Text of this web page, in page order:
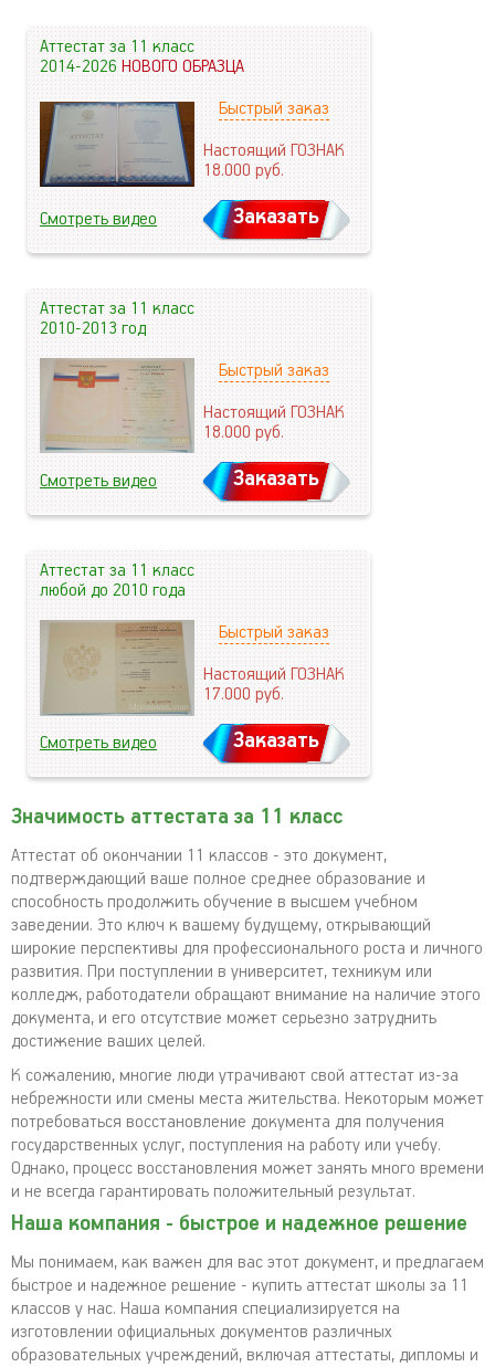
Аттестат за 11 класс
2014-2026НОВОГО ОБРАЗЦА
Быстрый заказ
Настоящий ГОЗНАК
18.000руб.
Смотреть видео Заказать
Аттестат за 11 класс
2010-2013 год
Быстрый заказ
Настоящий ГОЗНАК
18.000руб.
Смотреть видео Заказать
Аттестат за 11 класс
любой до 2010 года
Быстрый заказ
Настоящий ГОЗНАК
17.000руб.
Смотреть видео Заказать
Значимость аттестата за 11 класс
Аттестат об окончании 11 классов - это документ,
подтверждающий ваше полное среднее образование и
способность продолжить обучение в высшем учебном
заведении. Это ключ к вашему будущему, открывающий
широкие перспективы для профессионального роста и личного
развития. При поступлении в университет, техникум или
колледж, работодатели обращают внимание на наличие этого
документа, и его отсутствие может серьезно затруднить
достижение ваших целей.
К сожалению, многие люди утрачивают свой аттестат из-за
небрежности или смены места жительства. Некоторым может
потребоваться восстановление документа для получения
государственных услуг, поступления на работу или учебу.
Однако, процесс восстановления может занять много времени
и не всегда гарантировать положительный результат.
Наша компания - быстрое и надежное решение
Мы понимаем, как важен для вас этот документ, и предлагаем
быстрое и надежное решение - купить аттестат школы за 11
классов у нас. Наша компания специализируется на
изготовлении официальных документов различных
образовательных учреждений, включая аттестаты, дипломы и